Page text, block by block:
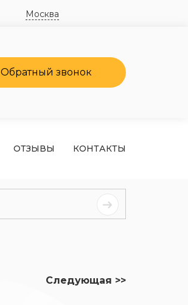
Москва
Обратный звонок
ОТЗЫВЫ КОНТАКТЫ
Следующая >>